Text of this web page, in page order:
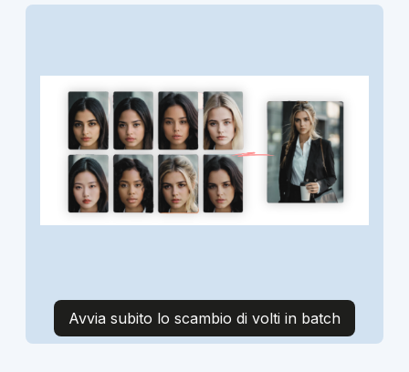
Avvia subito lo scambio di volti in batch